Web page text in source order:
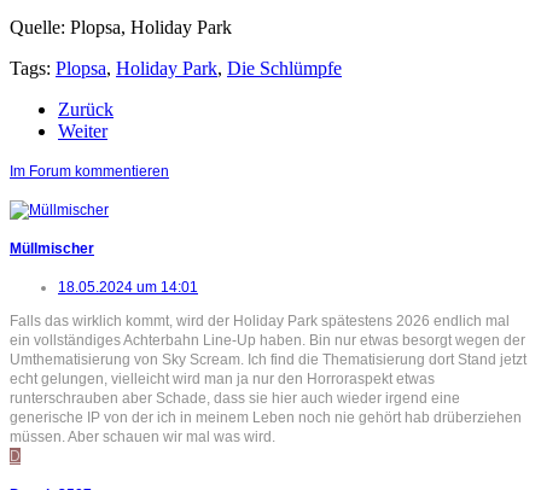
Quelle: Plopsa, Holiday Park
Tags: Plopsa, Holiday Park, Die Schlümpfe
Zurück
Weiter
Im Forum kommentieren
Müllmischer
18.05.2024 um 14:01
Falls das wirklich kommt, wird der Holiday Park spätestens 2026 endlich mal
ein vollständiges Achterbahn Line-Up haben. Bin nur etwas besorgt wegen der
Umthematisierung von Sky Scream. Ich find die Thematisierung dort Stand jetzt
echt gelungen, vielleicht wird man ja nur den Horroraspekt etwas
runterschrauben aber Schade, dass sie hier auch wieder irgend eine
generische IP von der ich in meinem Leben noch nie gehört hab drüberziehen
müssen. Aber schauen wir mal was wird.
D